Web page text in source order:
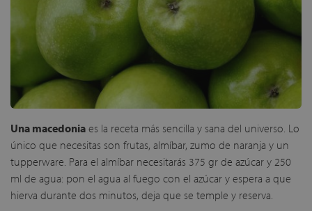
Una macedonia es la receta más sencilla y sana del universo. Lo
único que necesitas son frutas, almíbar, zumo de naranja y un
tupperware. Para el almíbar necesitarás 375 gr de azúcar y 250
ml de agua: pon el agua al fuego con el azúcar y espera a que
hierva durante dos minutos, deja que se temple y reserva.